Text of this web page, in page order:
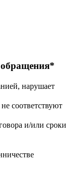
нарушает
соответствуют
и/или сроки